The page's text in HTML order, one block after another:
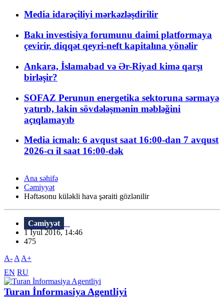
Media idarəçiliyi mərkəzləşdirilir
Bakı investisiya forumunu daimi platformaya
çevirir, diqqət qeyri-neft kapitalına yönəlir
Ankara, İslamabad və Ər-Riyad kimə qarşı
birləşir?
SOFAZ Perunun energetika sektoruna sərmayə
yatırıb, lakin sövdələşmənin məbləğini
açıqlamayıb
Media icmalı: 6 avqust saat 16:00-dan 7 avqust
2026-cı il saat 16:00-dək
Ana səhifə
Cəmiyyət
Həftəsonu küləkli hava şəraiti gözlənilir
Cəmiyyət
1 İyul 2016, 14:46
475
A- A A+
EN RU
Turan İnformasiya Agentliyi